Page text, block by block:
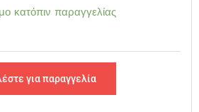
κατόπιν παραγγελίας
για παραγγελία